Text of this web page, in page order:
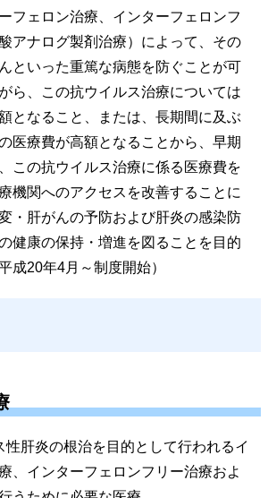
フェロン治療、インターフェロンフ
アナログ製剤治療）によって、その
といった重篤な病態を防ぐことが可
ら、この抗ウイルス治療については
となること、または、長期間に及ぶ
医療費が高額となることから、早期
この抗ウイルス治療に係る医療費を
機関へのアクセスを改善することに
・肝がんの予防および肝炎の感染防
健康の保持・増進を図ることを目的
成20年4月～制度開始）
性肝炎の根治を目的として行われるイ
、インターフェロンフリー治療およ